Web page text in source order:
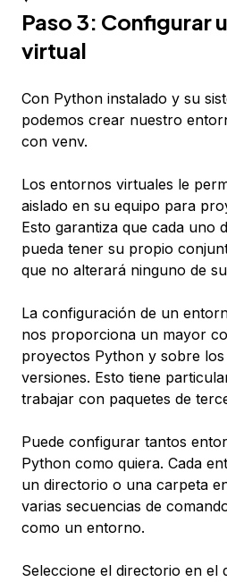
Paso 3: Configurar
virtual
Con Python instalado y su
podemos crear nuestro
con venv.
Los entornos virtuales le
aislado en su equipo para
Esto garantiza que cada uno
pueda tener su propio
que no alterará ninguno de
La configuración de un
nos proporciona un mayor
proyectos Python y sobre
versiones. Esto tiene
trabajar con paquetes de
Puede configurar tantos
Python como quiera. Cada
un directorio o una carpeta
varias secuencias de
como un entorno.
Seleccione el directorio en el